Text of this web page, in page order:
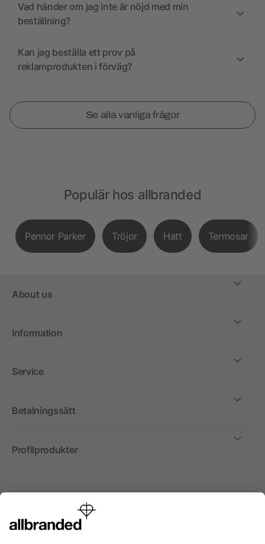
Vad händer om jag inte är nöjd med min
beställning?
Kan jag beställa ett prov på
reklamprodukten i förväg?
Se alla vanliga frågor
Populär hos allbranded
Pennor Parker Tröjor Hatt Termosar
About us
Information
Service
Betalningssätt
Profilprodukter
Internationellt